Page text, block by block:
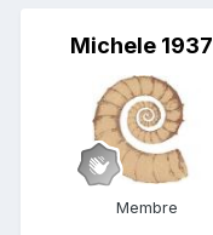
Michele 1937
Membre